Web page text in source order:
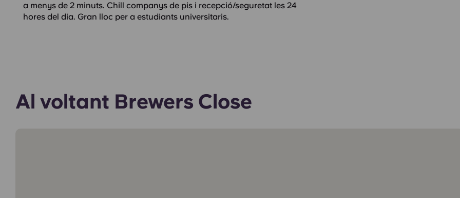
a menys de 2 minuts. Chill companys de pis i recepció/seguretat les 24
hores del dia. Gran lloc per a estudiants universitaris.
Al voltant Brewers Close